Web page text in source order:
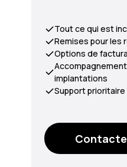
Tout ce qui est
Remises pour les
Options de
implantations
Support prioritaire